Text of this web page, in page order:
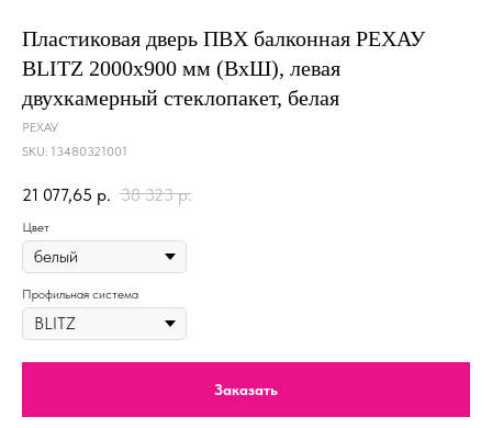
Пластиковая дверь ПВХ балконная РЕХАУ
BLITZ 2000х900 мм (ВхШ), левая
двухкамерный стеклопакет, белая
РЕХАУ
SKU: 13480321001
21 077,65 р. 38 323 р.
Цвет
Профильная система
Заказать